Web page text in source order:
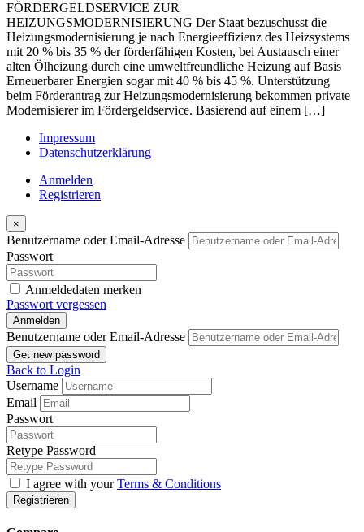
FÖRDERGELDSERVICE ZUR
HEIZUNGSMODERNISIERUNG Der Staat bezuschusst die
Heizungsmodernisierung je nach Energieeffizienz des Heizsystems
mit 20 % bis 35 % der förderfähigen Kosten, bei Austausch einer
alten Ölheizung durch eine umweltfreundliche Heizung auf Basis
Erneuerbarer Energien sogar mit 40 % bis 45 %. Unterstützung
beim Förderantrag zur Heizungsmodernisierung bekommen private
Modernisierer im Fördergeldservice. Basierend auf einem […]
Impressum
Datenschutzerklärung
Anmelden
Registrieren
×
Benutzername oder Email-Adresse
Passwort
Anmeldedaten merken
Passwort vergessen
Anmelden
Benutzername oder Email-Adresse
Get new password
Back to Login
Username
Email
Passwort
Retype Password
I agree with yourTerms & Conditions
Registrieren